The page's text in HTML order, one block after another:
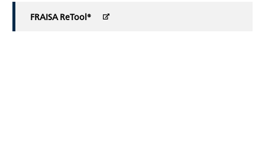
FRAISA ReTool®